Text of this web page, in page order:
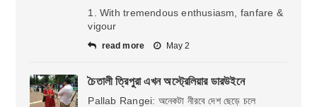
1. With tremendous enthusiasm, fanfare &
vigour
read more May 2
চৈতালী ত্রিপুরা এখন অস্ট্রেলিয়ার ডারউইনে
Pallab Rangei: অনেকটা নীরবে দেশ ছেড়ে চলে